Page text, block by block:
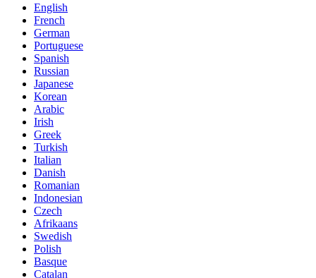
English
French
German
Portuguese
Spanish
Russian
Japanese
Korean
Arabic
Irish
Greek
Turkish
Italian
Danish
Romanian
Indonesian
Czech
Afrikaans
Swedish
Polish
Basque
Catalan